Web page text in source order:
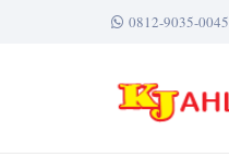
0812-9035-0045